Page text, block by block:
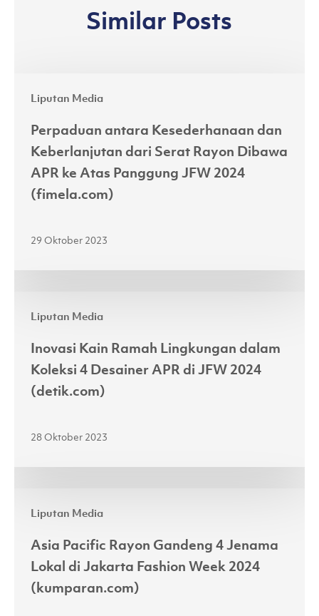
Similar Posts
Liputan Media
antara
Kesederhanaan
dan
Keberlanjutan
dari
Serat
Dibawa
Panggung
JFW
2024
(fimela.com)
Perpaduan antara Kesederhanaan dan
Keberlanjutan dari Serat Rayon Dibawa
APR ke Atas Panggung JFW 2024
(fimela.com)
29 Oktober 2023
Liputan Media
Kain
Ramah
Lingkungan
Koleksi
Desainer
2024
(detik.com)
Inovasi Kain Ramah Lingkungan dalam
Koleksi 4 Desainer APR di JFW 2024
(detik.com)
28 Oktober 2023
Liputan Media
Pacific
Rayon
Gandeng
Jenama
Asia Pacific Rayon Gandeng 4 Jenama
Lokal di Jakarta Fashion Week 2024
(kumparan.com)